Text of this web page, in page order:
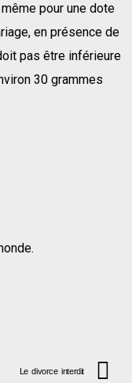
pour une dote
en présence de
pas être inférieure
30 grammes
Le divorce interdit